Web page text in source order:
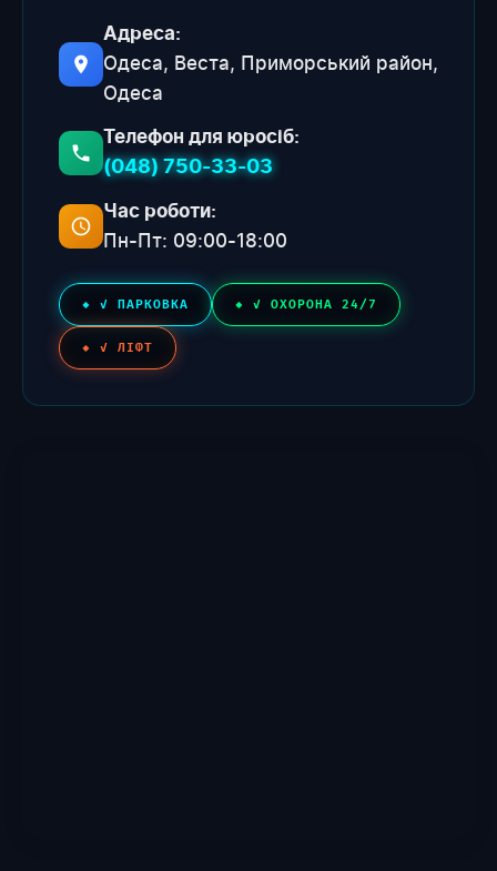
Адреса:
Одеса, Веста, Приморський район,
Одеса
Телефон для юросіб:
(048) 750-33-03
Час роботи:
Пн-Пт: 09:00-18:00
✓ ПАРКОВКА ✓ ОХОРОНА 24/7
✓ ЛІФТ